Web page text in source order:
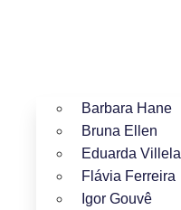
Barbara Hane
Bruna Ellen
Eduarda Villela
Flávia Ferreira
Igor Gouvê